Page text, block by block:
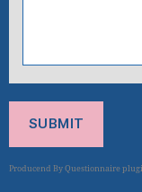
SUBMIT